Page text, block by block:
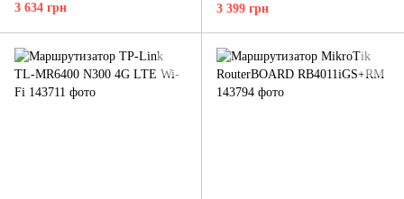
3 634 грн
3 399 грн